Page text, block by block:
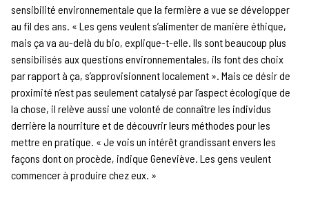
sensibilité environnementale que la fermière a vue se développer
au fil des ans. « Les gens veulent s’alimenter de manière éthique,
mais ça va au-delà du bio, explique-t-elle. Ils sont beaucoup plus
sensibilisés aux questions environnementales, ils font des choix
par rapport à ça, s’approvisionnent localement ». Mais ce désir de
proximité n’est pas seulement catalysé par l’aspect écologique de
la chose, il relève aussi une volonté de connaître les individus
derrière la nourriture et de découvrir leurs méthodes pour les
mettre en pratique. « Je vois un intérêt grandissant envers les
façons dont on procède, indique Geneviève. Les gens veulent
commencer à produire chez eux. »